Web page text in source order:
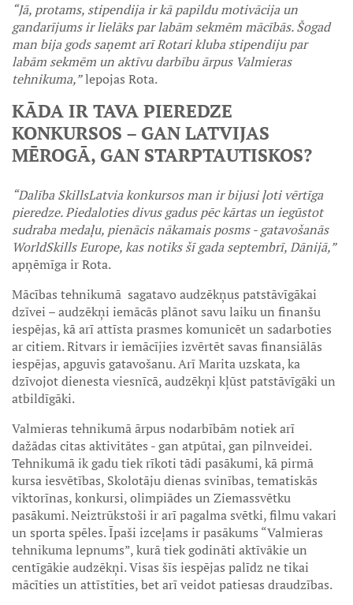
“Jā, protams, stipendija ir kā papildu motivācija un
gandarījums ir lielāks par labām sekmēm mācībās. Šogad
man bija gods saņemt arī Rotari kluba stipendiju par
labām sekmēm un aktīvu darbību ārpus Valmieras
tehnikuma,”lepojas Rota.
KĀDA IR TAVA PIEREDZE
KONKURSOS – GAN LATVIJAS
MĒROGĀ, GAN STARPTAUTISKOS?
“Dalība SkillsLatvia konkursos man ir bijusi ļoti vērtīga
pieredze. Piedaloties divus gadus pēc kārtas un iegūstot
sudraba medaļu, pienācis nākamais posms - gatavošanās
WorldSkills Europe, kas notiks šī gada septembrī, Dānijā,”
apņēmīga ir Rota.
Mācības tehnikumā sagatavo audzēkņus patstāvīgākai
dzīvei – audzēkņi iemācās plānot savu laiku un finanšu
iespējas, kā arī attīsta prasmes komunicēt un sadarboties
ar citiem. Ritvars ir iemācījies izvērtēt savas finansiālās
iespējas, apguvis gatavošanu. Arī Marita uzskata, ka
dzīvojot dienesta viesnīcā, audzēkņi kļūst patstāvīgāki un
atbildīgāki.
Valmieras tehnikumā ārpus nodarbībām notiek arī
dažādas citas aktivitātes - gan atpūtai, gan pilnveidei.
Tehnikumā ik gadu tiek rīkoti tādi pasākumi, kā pirmā
kursa iesvētības, Skolotāju dienas svinības, tematiskās
viktorīnas, konkursi, olimpiādes un Ziemassvētku
pasākumi. Neiztrūkstoši ir arī pagalma svētki, filmu vakari
un sporta spēles. Īpaši izceļams ir pasākums “Valmieras
tehnikuma lepnums”, kurā tiek godināti aktīvākie un
centīgākie audzēkņi. Visas šīs iespējas palīdz ne tikai
mācīties un attīstīties, bet arī veidot patiesas draudzības.